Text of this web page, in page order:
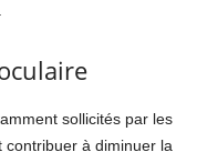
sollicités par les
à diminuer la